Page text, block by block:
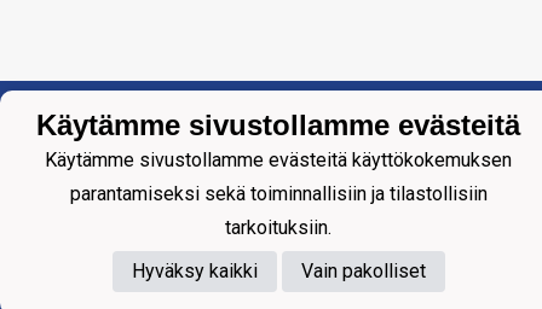
WARKIS WARKAUS RY
Käytämme sivustollamme evästeitä
Käytämme sivustollamme evästeitä käyttökokemuksen
parantamiseksi sekä toiminnallisiin ja tilastollisiin
tarkoituksiin.
Hyväksy kaikki
Vain pakolliset